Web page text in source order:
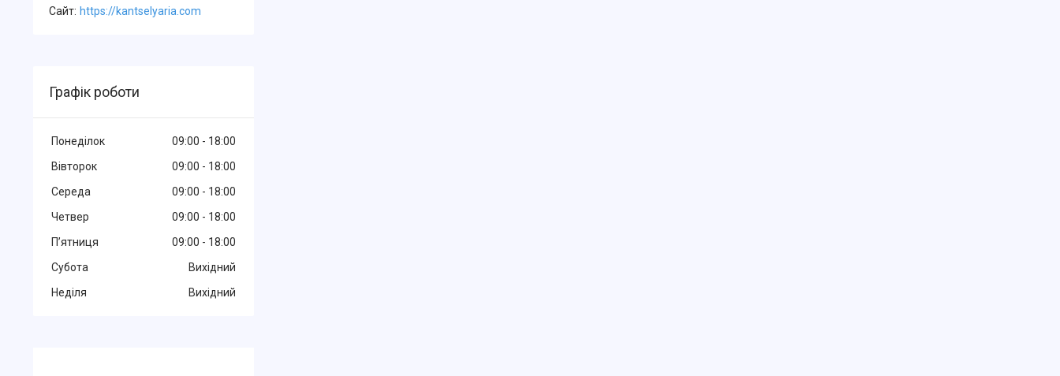
Cайт https://kantselyaria.com
Графік роботи
Понеділок 09:00
18:00
Вівторок
09:00
18:00
Середа
09:00
18:00
Четвер
09:00
18:00
Пʼятниця
09:00
18:00
Субота
Вихідний
Неділя
Вихідний